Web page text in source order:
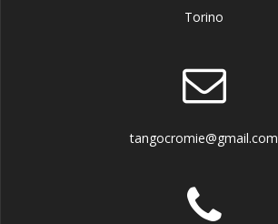
Torino
tangocromie@gmail.com